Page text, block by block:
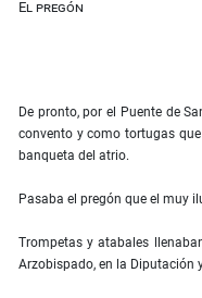
El pregón
De pronto, por el Puente de
convento y como tortugas
banqueta del atrio.
Pasaba el pregón que el muy
Trompetas y atabales
Arzobispado, en la Diputación